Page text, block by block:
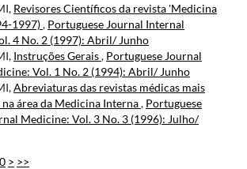
Revisores Científicos da revista 'Medicina
1997), Portuguese Journal Internal
4 No. 2 (1997): Abril/ Junho
Instruções Gerais, Portuguese Journal
Vol. 1 No. 2 (1994): Abril/ Junho
Abreviaturas das revistas médicas mais
área da Medicina Interna, Portuguese
Medicine: Vol. 3 No. 3 (1996): Julho/
> >>